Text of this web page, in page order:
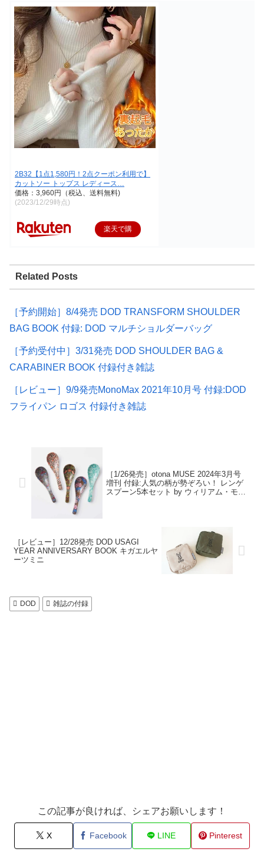
2B32【1点1,580円！2点クーポン利用で】
カットソー トップス レディース…
価格：3,960円（税込、送料無料)
(2023/12/29時点)
楽天で購
Related Posts
［予約開始］8/4発売 DOD TRANSFORM SHOULDER
BAG BOOK 付録: DOD マルチショルダーバッグ
［予約受付中］3/31発売 DOD SHOULDER BAG &
CARABINER BOOK 付録付き雑誌
［レビュー］9/9発売MonoMax 2021年10月号 付録:DOD
フライパン ロゴス 付録付き雑誌
［1/26発売］otona MUSE 2024年3月号
増刊 付録:人気の柄が勢ぞろい！ レンゲ
スプーン5本セット by ウィリアム・モリ
［レビュー］12/28発売 DOD USAGI
YEAR ANNIVERSARY BOOK キガエルヤ
ーツミニ
DOD 雑誌の付録
この記事が良ければ、シェアお願いします！
X Facebook LINE Pinterest